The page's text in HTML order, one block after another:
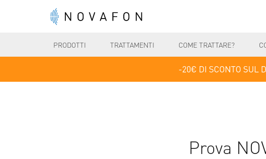
PRODOTTI TRATTAMENTI COME TRATTARE?
Prova